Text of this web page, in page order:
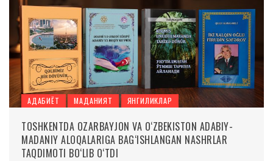
АДАБИЁТ МАДАНИЯТ ЯНГИЛИКЛАР
TOSHKENTDA OZARBAYJON VA O‘ZBEKISTON ADABIY-
MADANIY ALOQALARIGA BAG‘ISHLANGAN NASHRLAR
TAQDIMOTI BO‘LIB O‘TDI